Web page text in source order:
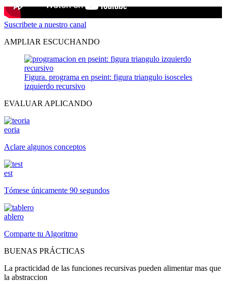
Suscribete a nuestro canal
AMPLIAR ESCUCHANDO
Figura. programa en pseint: figura triangulo isosceles
izquierdo recursivo
EVALUAR APLICANDO
eoria
Aclare algunos conceptos
est
Tómese únicamente 90 segundos
ablero
Comparte tu Algoritmo
BUENAS PRÁCTICAS
La practicidad de las funciones recursivas pueden alimentar mas que
la abstraccion